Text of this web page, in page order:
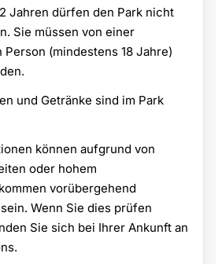
Jahren dürfen den Park nicht
Sie müssen von einer
(mindestens 18 Jahre)
und Getränke sind im Park
können aufgrund von
oder hohem
vorübergehend
Wenn Sie dies prüfen
Sie sich bei Ihrer Ankunft an